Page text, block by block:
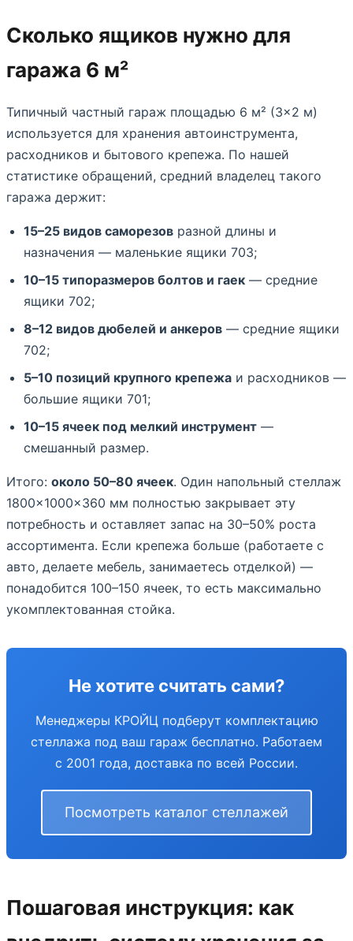
Сколько ящиков нужно для
гаража 6 м²
Типичный частный гараж площадью 6 м² (3×2 м)
используется для хранения автоинструмента,
расходников и бытового крепежа. По нашей
статистике обращений, средний владелец такого
гаража держит:
15–25 видов саморезов разной длины и
назначения — маленькие ящики 703;
10–15 типоразмеров болтов и гаек — средние
ящики 702;
8–12 видов дюбелей и анкеров — средние ящики
702;
5–10 позиций крупного крепежа и расходников —
большие ящики 701;
10–15 ячеек под мелкий инструмент —
смешанный размер.
Итого: около 50–80 ячеек. Один напольный стеллаж
1800×1000×360 мм полностью закрывает эту
потребность и оставляет запас на 30–50% роста
ассортимента. Если крепежа больше (работаете с
авто, делаете мебель, занимаетесь отделкой) —
понадобится 100–150 ячеек, то есть максимально
укомплектованная стойка.
Не хотите считать сами?
Менеджеры КРОЙЦ подберут комплектацию
стеллажа под ваш гараж бесплатно. Работаем
с 2001 года, доставка по всей России.
Посмотреть каталог стеллажей
Пошаговая инструкция: как